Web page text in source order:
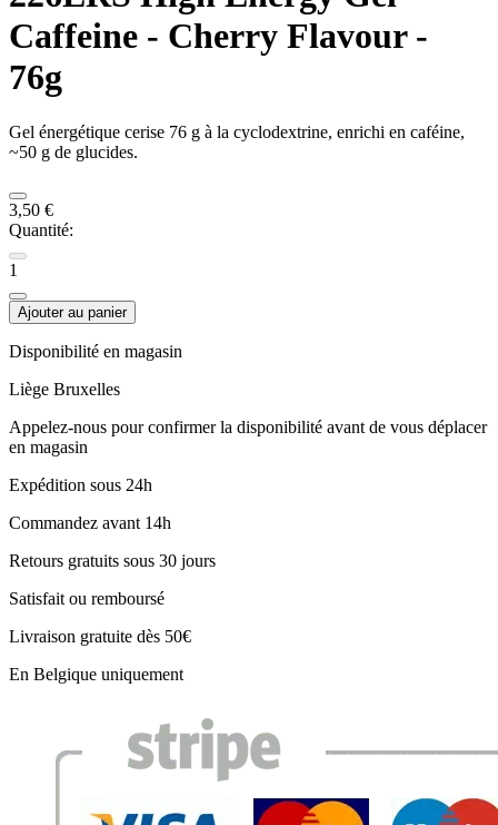
Caffeine - Cherry Flavour -
76g
Gel énergétique cerise 76 g à la cyclodextrine, enrichi en caféine,
~50 g de glucides.
3,50 €
Quantité:
1
Ajouter au panier
Disponibilité en magasin
Liège Bruxelles
Appelez-nous pour confirmer la disponibilité avant de vous déplacer
en magasin
Expédition sous 24h
Commandez avant 14h
Retours gratuits sous 30 jours
Satisfait ou remboursé
Livraison gratuite dès 50€
En Belgique uniquement